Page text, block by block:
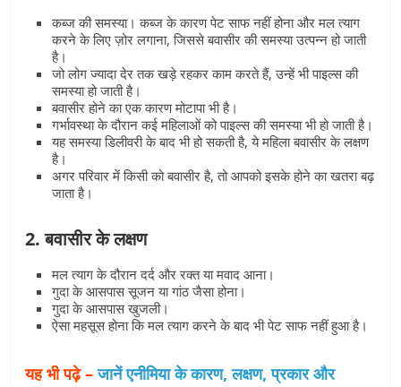
कब्ज की समस्या। कब्ज के कारण पेट साफ नहीं होना और मल त्याग
करने के लिए ज़ोर लगाना, जिससे बवासीर की समस्या उत्पन्न हो जाती
है।
जो लोग ज्यादा देर तक खड़े रहकर काम करते हैं, उन्हें भी पाइल्स की
समस्या हो जाती है।
बवासीर होने का एक कारण मोटापा भी है।
गर्भावस्था के दौरान कई महिलाओं को पाइल्स की समस्या भी हो जाती है।
यह समस्या डिलीवरी के बाद भी हो सकती है, ये महिला बवासीर के लक्षण
है।
अगर परिवार में किसी को बवासीर है, तो आपको इसके होने का खतरा बढ़
जाता है।
2. बवासीर के लक्षण
मल त्याग के दौरान दर्द और रक्त या मवाद आना।
गुदा के आसपास सूजन या गांठ जैसा होना।
गुदा के आसपास खुजली।
ऐसा महसूस होना कि मल त्याग करने के बाद भी पेट साफ नहीं हुआ है।
यह भी पढ़े – जानें एनीमिया के कारण, लक्षण, प्रकार और